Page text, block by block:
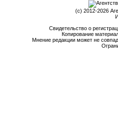
(c) 2012-2026
Свидетельство о
Копирование
Мнение редакции может не